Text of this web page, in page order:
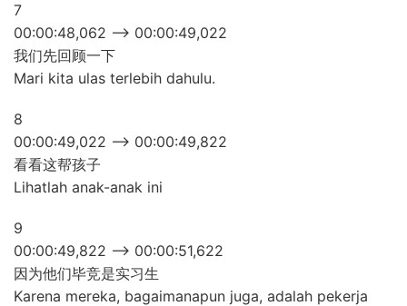
7
00:00:48,062 –> 00:00:49,022
我们先回顾一下
Mari kita ulas terlebih dahulu.
8
00:00:49,022 –> 00:00:49,822
看看这帮孩子
Lihatlah anak-anak ini
9
00:00:49,822 –> 00:00:51,622
因为他们毕竞是实习生
Karena mereka, bagaimanapun juga, adalah pekerja